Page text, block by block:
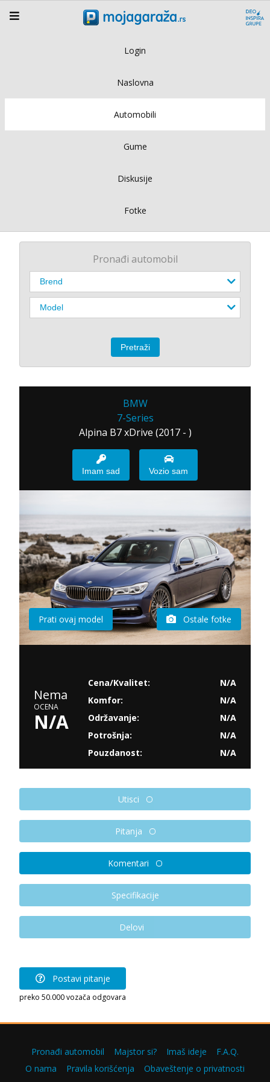
Login
Naslovna
Automobili
Gume
Diskusije
Fotke
Pronađi automobil
BMW
7-Series
Alpina B7 xDrive (2017 - )
Imam sad Vozio sam
Prati ovaj model Ostale fotke
Nema
OCENA
N/A
Cena/Kvalitet:
N/A
Komfor:
N/A
Održavanje:
N/A
Potrošnja:
N/A
Pouzdanost:
N/A
Utisci
Pitanja
Komentari
Specifikacije
Delovi
Postavi pitanje
preko 50.000 vozača odgovara
Pronađi automobil Majstor si? Imaš ideje
F.A.Q.
O nama
Pravila korišćenja
Obaveštenje o privatnosti